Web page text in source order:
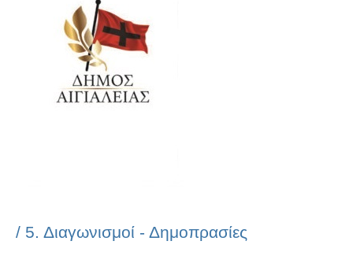
/ 5. Διαγωνισμοί - Δημοπρασίες